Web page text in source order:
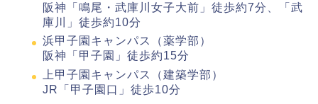
阪神「鳴尾・武庫川女子大前」徒歩約7分、「武
庫川」徒歩約10分
浜甲子園キャンパス（薬学部）
阪神「甲子園」徒歩約15分
上甲子園キャンパス（建築学部）
JR「甲子園口」徒歩10分